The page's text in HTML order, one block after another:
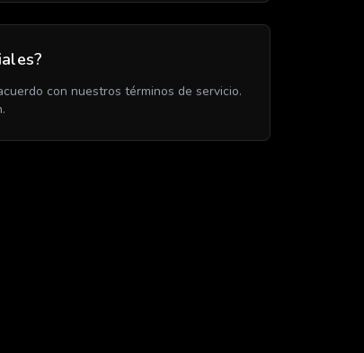
con nuestros términos de servicio.